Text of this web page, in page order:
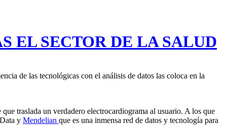
EL SECTOR DE LA SALUD
de las tecnológicas con el análisis de datos las coloca en la
que traslada un verdadero electrocardiograma al usuario. A los que
y Mendelian que es una inmensa red de datos y tecnología para